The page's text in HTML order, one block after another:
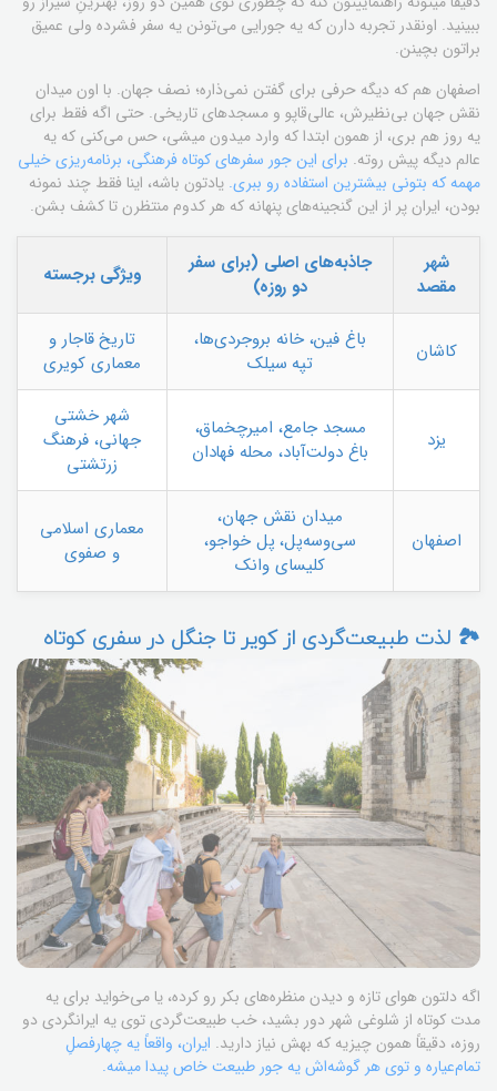
ببینید. اونقدر تجربه دارن که یه جورایی می‌تونن یه سفر فشرده ولی عمیق
براتون بچینن.
اصفهان هم که دیگه حرفی برای گفتن نمی‌ذاره؛ نصف جهان. با اون میدان
نقش جهان بی‌نظیرش، عالی‌قاپو و مسجدهای تاریخی. حتی اگه فقط برای
یه روز هم بری، از همون ابتدا که وارد میدون میشی، حس می‌کنی که یه
عالم دیگه پیش روته. برای این جور سفرهای کوتاه فرهنگی، برنامه‌ریزی خیلی
مهمه که بتونی بیشترین استفاده رو ببری. یادتون باشه، اینا فقط چند نمونه
بودن، ایران پر از این گنجینه‌های پنهانه که هر کدوم منتظرن تا کشف بشن.
شهر
مقصد
جاذبه‌های اصلی (برای سفر
دو روزه)
ویژگی برجسته
کاشان
باغ فین، خانه بروجردی‌ها،
تپه سیلک
تاریخ قاجار و
معماری کویری
یزد
مسجد جامع، امیرچخماق،
باغ دولت‌آباد، محله فهادان
شهر خشتی
جهانی، فرهنگ
زرتشتی
اصفهان
میدان نقش جهان،
سی‌وسه‌پل، پل خواجو،
کلیسای وانک
معماری اسلامی
و صفوی
🏞️ لذت طبیعت‌گردی از کویر تا جنگل در سفری کوتاه
اگه دلتون هوای تازه و دیدن منظره‌های بکر رو کرده، یا می‌خواید برای یه
مدت کوتاه از شلوغی شهر دور بشید، خب طبیعت‌گردی توی یه ایرانگردی دو
روزه، دقیقاً همون چیزیه که بهش نیاز دارید. ایران، واقعاً یه چهارفصلِ
تمام‌عیاره و توی هر گوشه‌اش یه جور طبیعت خاص پیدا میشه.